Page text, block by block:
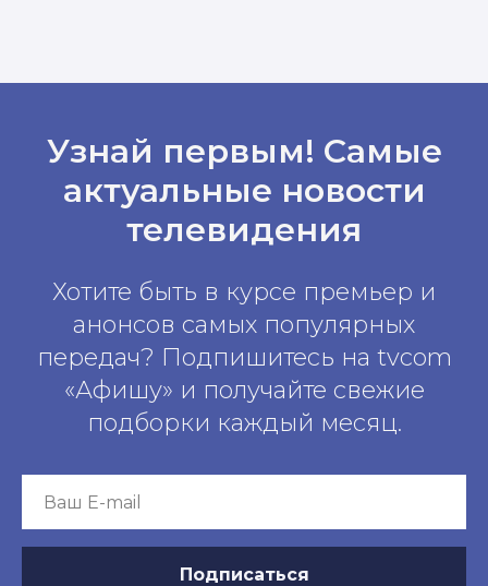
Узнай первым! Самые
актуальные новости
телевидения
Хотите быть в курсе премьер и
анонсов самых популярных
передач? Подпишитесь на tvcom
«Афишу» и получайте свежие
подборки каждый месяц.
Подписаться